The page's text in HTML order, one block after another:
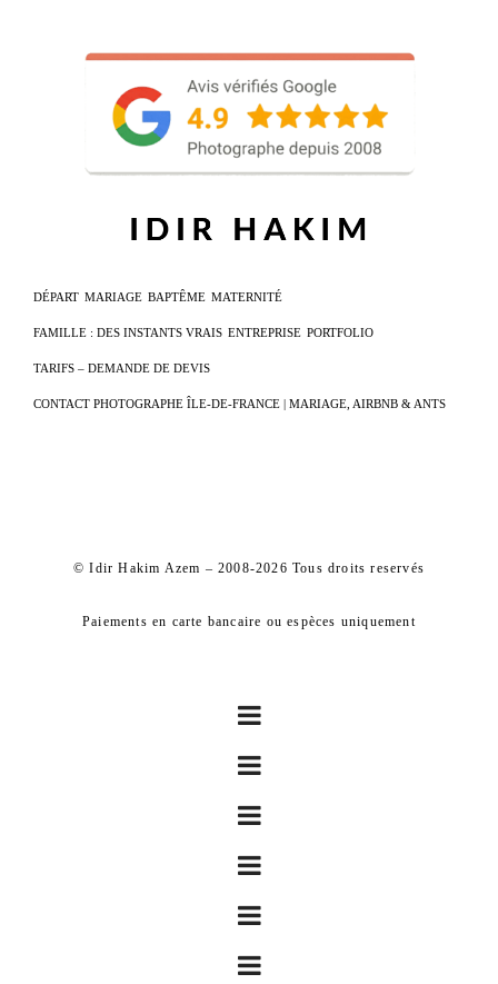
DÉPART MARIAGE BAPTÊME MATERNITÉ
FAMILLE : DES INSTANTS VRAIS ENTREPRISE PORTFOLIO
TARIFS – DEMANDE DE DEVIS
CONTACT PHOTOGRAPHE ÎLE-DE-FRANCE | MARIAGE, AIRBNB & ANTS
© Idir Hakim Azem – 2008-2026 Tous droits reservés
Paiements en carte bancaire ou espèces uniquement